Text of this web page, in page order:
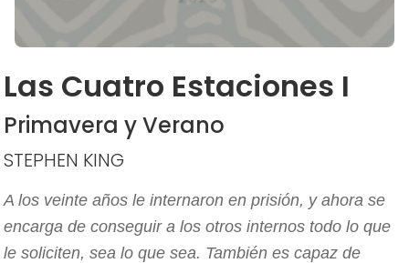
Las Cuatro Estaciones I
Primavera y Verano
STEPHEN KING
A los veinte años le internaron en prisión, y ahora se
encarga de conseguir a los otros internos todo lo que
le soliciten, sea lo que sea. También es capaz de